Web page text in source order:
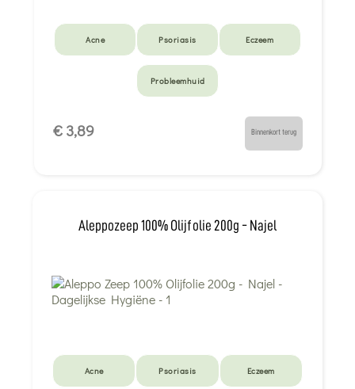
Acne Psoriasis Eczeem
Probleemhuid
€ 3,89 Binnenkort terug
Aleppozeep 100% Olijfolie 200g - Najel
Acne Psoriasis Eczeem